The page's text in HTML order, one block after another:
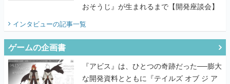
おそうじ』が生まれるまで【開発座談会】
インタビューの記事一覧
ゲームの企画書
『アビス』は、ひとつの奇跡だった──膨大
な開発資料とともに『テイルズ オブ ジ ア